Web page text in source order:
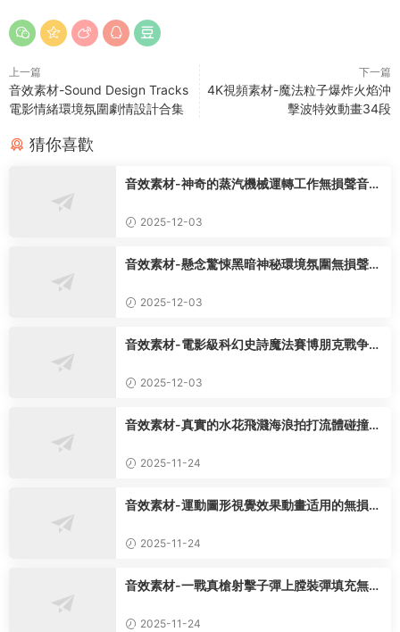
上一篇
音效素材-Sound Design Tracks
電影情緒環境氛圍劇情設計合集
下一篇
4K視頻素材-魔法粒子爆炸火焰沖
擊波特效動畫34段
猜你喜歡
音效素材-神奇的蒸汽機械運轉工作無損聲音特
2025-12-03
音效素材-懸念驚悚黑暗神秘環境氛圍無損聲音
2025-12-03
音效素材-電影級科幻史詩魔法賽博朋克戰争格
2025-12-03
音效素材-真實的水花飛濺海浪拍打流體碰撞無
2025-11-24
音效素材-運動圖形視覺效果動畫适用的無損音
2025-11-24
音效素材-一戰真槍射擊子彈上膛裝彈填充無損
2025-11-24